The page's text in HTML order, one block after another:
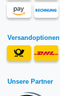
Versandoptionen
Unsere Partner